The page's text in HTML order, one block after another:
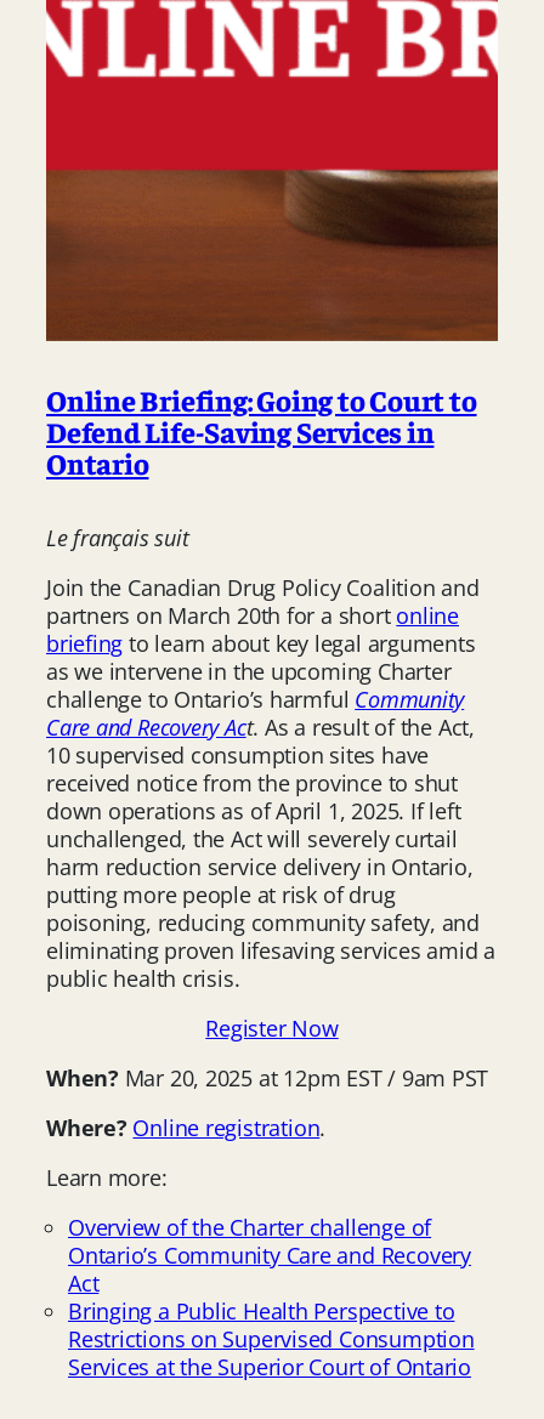
Online Briefing: Going to Court to
Defend Life-Saving Services in
Ontario
Le français suit
Join the Canadian Drug Policy Coalition and
partners on March 20th for a short online
briefing to learn about key legal arguments
as we intervene in the upcoming Charter
challenge to Ontario’s harmful Community
Care and Recovery Act. As a result of the Act,
10 supervised consumption sites have
received notice from the province to shut
down operations as of April 1, 2025. If left
unchallenged, the Act will severely curtail
harm reduction service delivery in Ontario,
putting more people at risk of drug
poisoning, reducing community safety, and
eliminating proven lifesaving services amid a
public health crisis.
Register Now
When? Mar 20, 2025 at 12pm EST / 9am PST
Where? Online registration.
Learn more:
Overview of the Charter challenge of
Ontario’s Community Care and Recovery
Act
Bringing a Public Health Perspective to
Restrictions on Supervised Consumption
Services at the Superior Court of Ontario